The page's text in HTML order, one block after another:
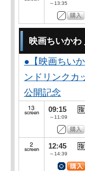
～13:35
映画ちいかわ
●【映画ちい
ンドリンクカ
公開記念
09:15
～11:09
12:45
～14:39